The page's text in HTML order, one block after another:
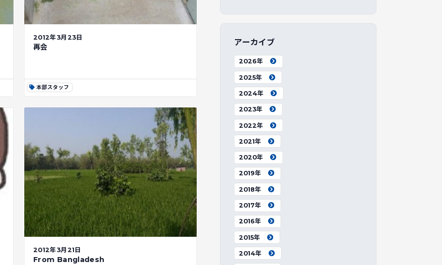
2012年3月23日
再会
本部スタッフ
2012年3月21日
From Bangladesh
アーカイブ
2026年
2025年
2024年
2023年
2022年
2021年
2020年
2019年
2018年
2017年
2016年
2015年
2014年